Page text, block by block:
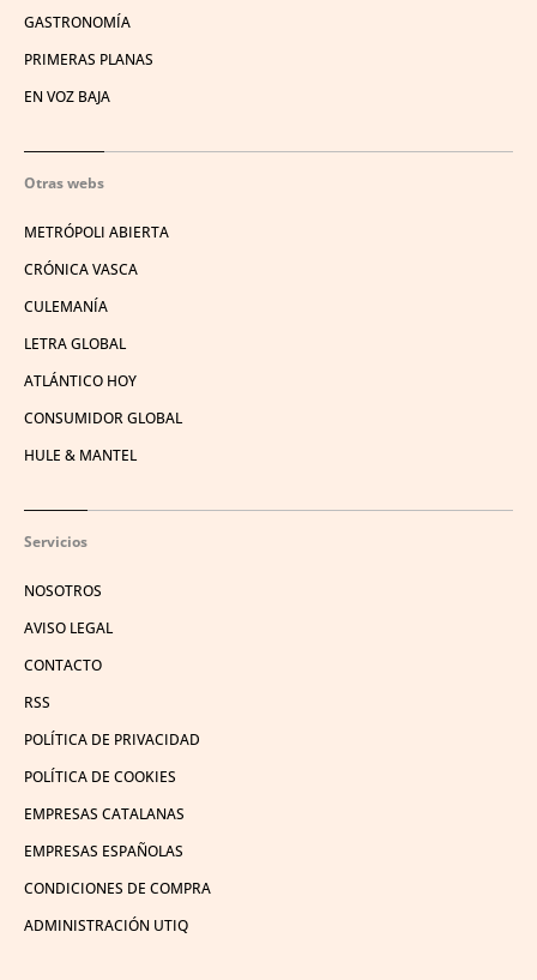
GASTRONOMÍA
PRIMERAS PLANAS
EN VOZ BAJA
Otras webs
METRÓPOLI ABIERTA
CRÓNICA VASCA
CULEMANÍA
LETRA GLOBAL
ATLÁNTICO HOY
CONSUMIDOR GLOBAL
HULE & MANTEL
Servicios
NOSOTROS
AVISO LEGAL
CONTACTO
RSS
POLÍTICA DE PRIVACIDAD
POLÍTICA DE COOKIES
EMPRESAS CATALANAS
EMPRESAS ESPAÑOLAS
CONDICIONES DE COMPRA
ADMINISTRACIÓN UTIQ